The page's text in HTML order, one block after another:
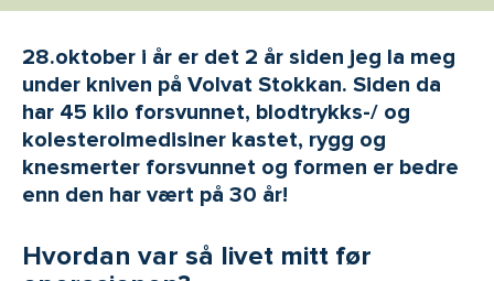
28.oktober i år er det 2 år siden jeg la meg
under kniven på Volvat Stokkan. Siden da
har 45 kilo forsvunnet, blodtrykks-/ og
kolesterolmedisiner kastet, rygg og
knesmerter forsvunnet og formen er bedre
enn den har vært på 30 år!
Hvordan var så livet mitt før